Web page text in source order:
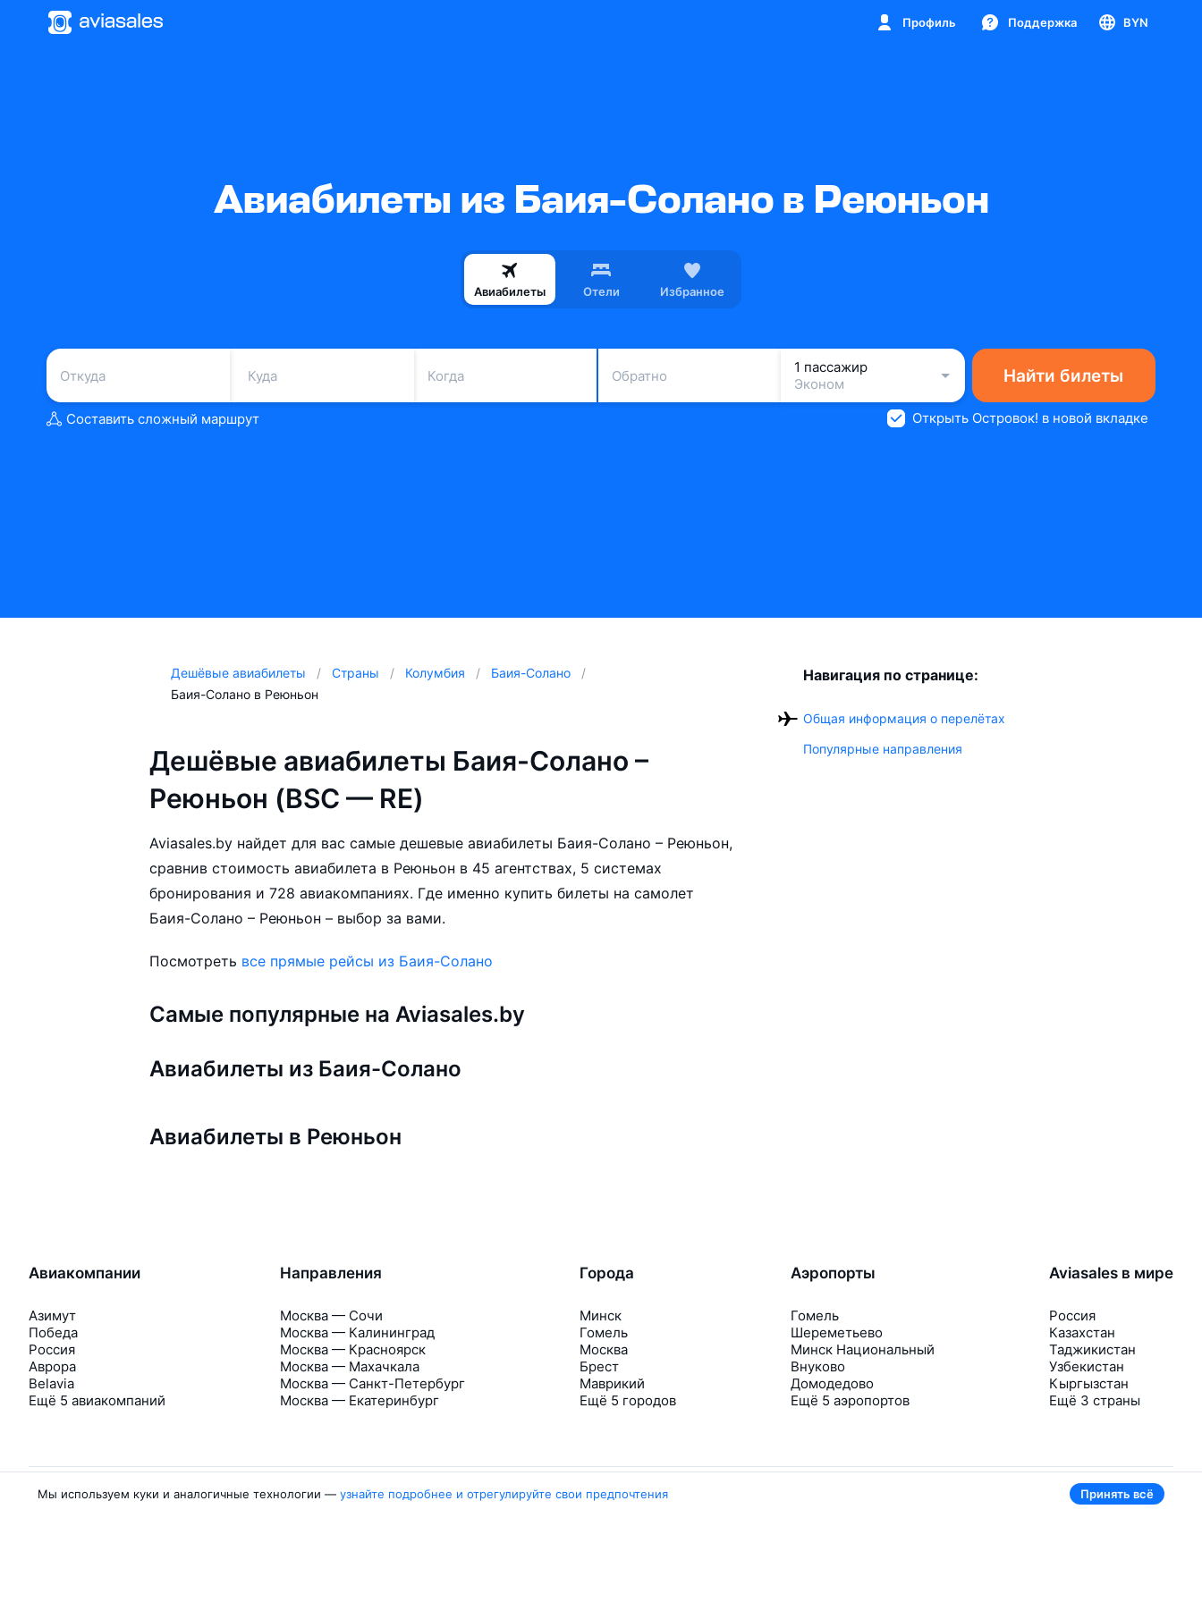
Профиль Поддержка BYN
Авиабилеты из Баия-Солано в Реюньон
Авиабилеты Отели Избранное
Когда Обратно
1 пассажир
Эконом
Найти билеты
Составить сложный маршрут Открыть Островок! в новой вкладке
Дешёвые авиабилеты Страны Колумбия
Баия-Солано
Баия-Солано в Реюньон
Дешёвые авиабилеты Баия-Солано –
Реюньон (BSC — RE)
Aviasales.by найдет для вас самые дешевые авиабилеты Баия-Солано – Реюньон,
сравнив стоимость авиабилета в Реюньон в 45 агентствах, 5 системах
бронирования и 728 авиакомпаниях. Где именно купить билеты на самолет
Баия-Солано – Реюньон – выбор за вами.
Посмотреть все прямые рейсы из Баия-Солано
Самые популярные на Aviasales.by
Авиабилеты из Баия-Солано
Авиабилеты в Реюньон
Навигация по странице:
Общая информация о перелётах
Популярные направления
Авиакомпании
Азимут
Победа
Россия
Аврора
Belavia
Ещё 5 авиакомпаний
Направления
Москва — Сочи
Москва — Калининград
Москва — Красноярск
Москва — Махачкала
Москва — Санкт-Петербург
Москва — Екатеринбург
Города
Минск
Гомель
Москва
Брест
Маврикий
Ещё 5 городов
Аэропорты
Гомель
Шереметьево
Минск Национальный
Внуково
Домодедово
Ещё 5 аэропортов
Aviasales в мире
Россия
Казахстан
Таджикистан
Узбекистан
Кыргызстан
Ещё 3 страны
Мы используем куки и аналогичные технологии — узнайте подробнее и отрегулируйте свои предпочтения Принять всё